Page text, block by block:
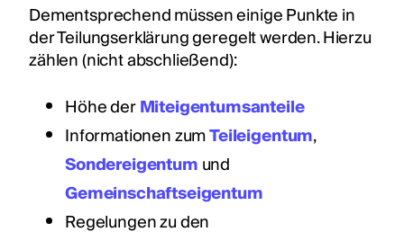
Dementsprechend müssen einige Punkte in
der Teilungserklärung geregelt werden. Hierzu
zählen (nicht abschließend):
Höhe derMiteigentumsanteile
Informationen zumTeileigentum,
Sondereigentumund
Gemeinschaftseigentum
Regelungen zu den